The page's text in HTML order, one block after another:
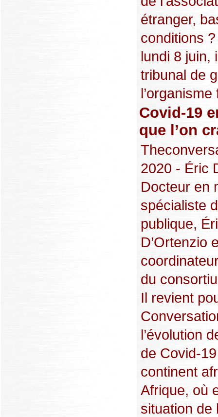
étranger,
conditions
lundi 8 juin,
tribunal de
Covid-19
que l’on
2020 - Éric
Docteur en
spécialiste
publique,
D’Ortenzio
du
Il revient
l’évolution
de Covid-
continent
Afrique, où
situation de